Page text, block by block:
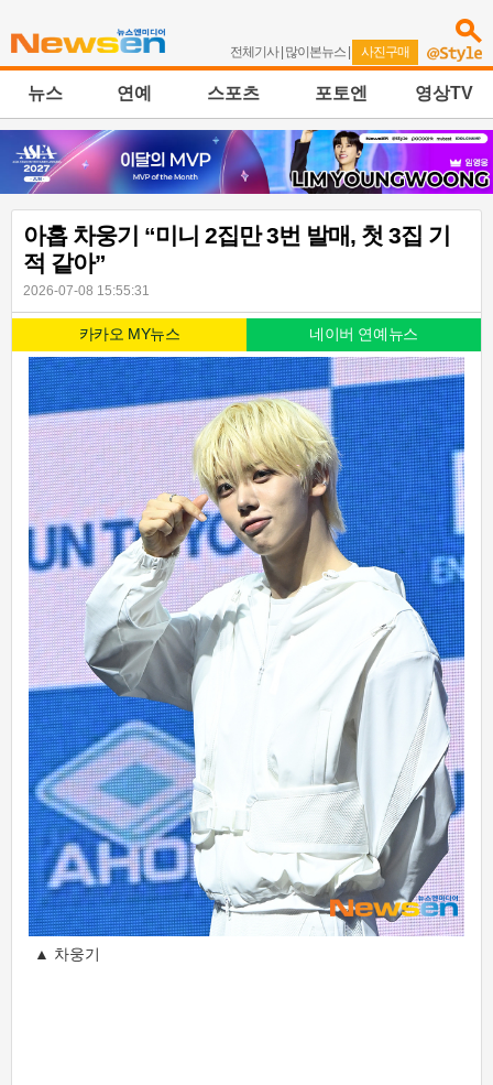
전체기사| 많이본뉴스 | 사진구매
뉴스 연예 스포츠 포토엔 영상TV
아홉 차웅기 “미니 2집만 3번 발매, 첫 3집 기
적 같아”
2026-07-08 15:55:31
카카오 MY뉴스 네이버 연예뉴스
▲ 차웅기